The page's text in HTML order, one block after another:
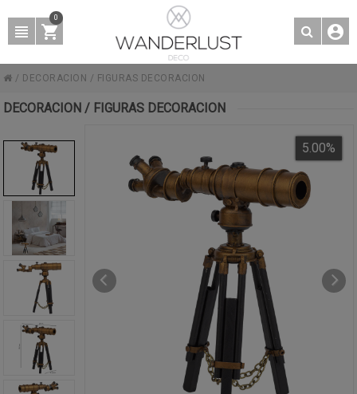
0
/ DECORACION / FIGURAS DECORACION
DECORACION / FIGURAS DECORACION
5.00%